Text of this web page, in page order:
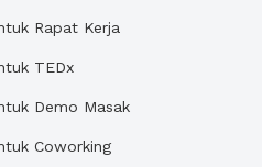
Rapat Kerja
TEDx
Demo Masak
Coworking